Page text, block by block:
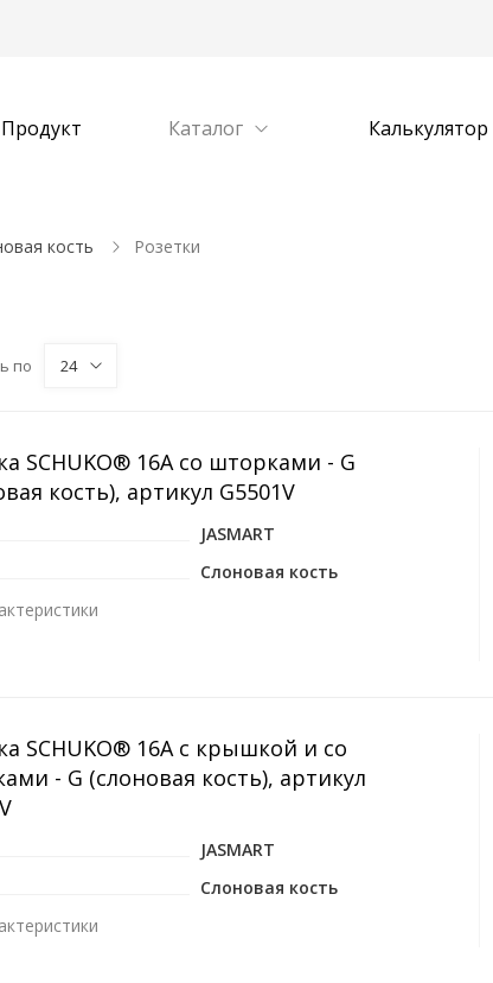
Продукт Каталог Калькулятор
кость Розетки
по 24
SCHUKO® 16A со шторками - G
кость), артикул G5501V
JASMART
Слоновая кость
SCHUKO® 16A с крышкой и со
- G (слоновая кость), артикул
JASMART
Слоновая кость